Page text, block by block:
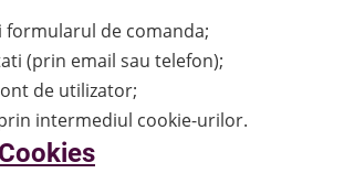
formularul de comanda;
(prin email sau telefon);
de utilizator;
intermediul cookie-urilor.